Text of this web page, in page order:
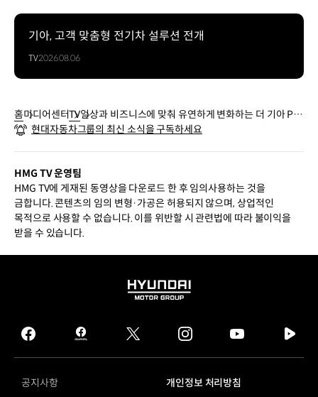
기아, 고객 맞춤형 전기차 설루션 전개
TV2026.08.06
홈미디어센터TV일상과 비즈니스에 맞춰 유연하게 변화하는 더 기아 PV
5 | 기아
현대자동차그룹의 최신 소식을 구독하세요
HMG TV 운영팀
HMG TV에 게재된 동영상을 다운로드 한 후 임의사용하는 것을
금합니다. 콘텐츠의 임의 변형·가공은 허용되지 않으며, 상업적인
목적으로 사용할 수 없습니다. 이를 위반할 시 관련법에 따라 불이익을
받을 수 있습니다.
HYUNDAI
GROUP
facebook
hmg
journal
twitter instagram
tv
공지사항
개인정보 처리방침